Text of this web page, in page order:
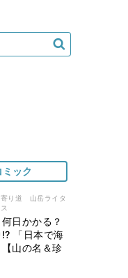
ミック
寄り道 山岳ライタ
日かかる？
「日本で海
山の名＆珍